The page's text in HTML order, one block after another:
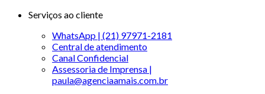
Serviços ao cliente
WhatsApp | (21) 97971-2181
Central de atendimento
Canal Confidencial
Assessoria de Imprensa |
paula@agenciaamais.com.br